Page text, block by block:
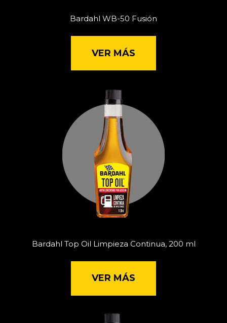
Bardahl WB-50 Fusión
VER MÁS
Bardahl Top Oil Limpieza Continua, 200 ml
VER MÁS